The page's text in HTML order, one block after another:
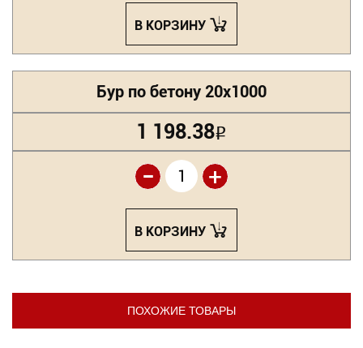
В КОРЗИНУ
Бур по бетону 20х1000
1 198.38Р
+
-
В КОРЗИНУ
ПОХОЖИЕ ТОВАРЫ